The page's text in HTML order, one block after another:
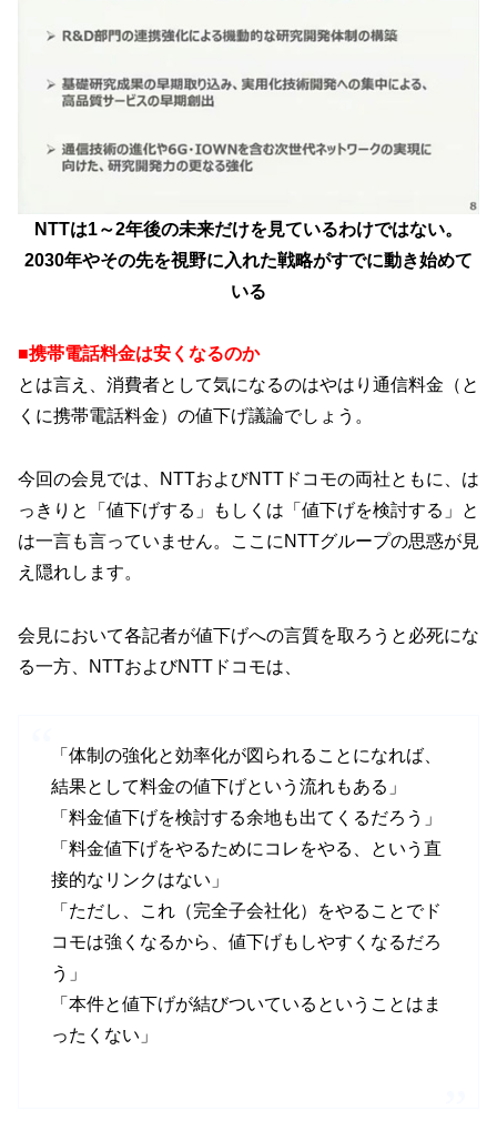
NTTは1～2年後の未来だけを見ているわけではない。
2030年やその先を視野に入れた戦略がすでに動き始めて
いる
■携帯電話料金は安くなるのか
とは言え、消費者として気になるのはやはり通信料金（と
くに携帯電話料金）の値下げ議論でしょう。
今回の会見では、NTTおよびNTTドコモの両社ともに、は
っきりと「値下げする」もしくは「値下げを検討する」と
は一言も言っていません。ここにNTTグループの思惑が見
え隠れします。
会見において各記者が値下げへの言質を取ろうと必死にな
る一方、NTTおよびNTTドコモは、
「体制の強化と効率化が図られることになれば、
結果として料金の値下げという流れもある」
「料金値下げを検討する余地も出てくるだろう」
「料金値下げをやるためにコレをやる、という直
接的なリンクはない」
「ただし、これ（完全子会社化）をやることでド
コモは強くなるから、値下げもしやすくなるだろ
う」
「本件と値下げが結びついているということはま
ったくない」